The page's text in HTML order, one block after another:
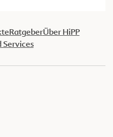
RatgeberÜber HiPP
Services